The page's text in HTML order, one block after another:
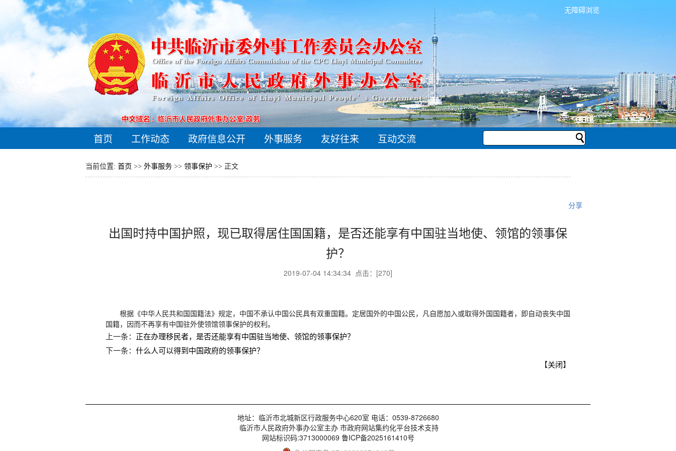
首页 工作动态 政府信息公开 外事服务 友好往来 互动交流
当前位置: 首页 >> 外事服务 >> 领事保护 >> 正文
无障碍浏览
分享
出国时持中国护照，现已取得居住国国籍，是否还能享有中国驻当地使、领馆的领事保
护？
2019-07-04 14:34:34 点击：[270]
根据《中华人民共和国国籍法》规定，中国不承认中国公民具有双重国籍。定居国外的中国公民，凡自愿加入或取得外国国籍者，即自动丧失中国
国籍，因而不再享有中国驻外使领馆领事保护的权利。
上一条： 正在办理移民者，是否还能享有中国驻当地使、领馆的领事保护？
下一条： 什么人可以得到中国政府的领事保护？
【关闭】
地址：临沂市北城新区行政服务中心620室 电话：0539-8726680
临沂市人民政府外事办公室主办 市政府网站集约化平台技术支持
网站标识码:3713000069 鲁ICP备2025161410号